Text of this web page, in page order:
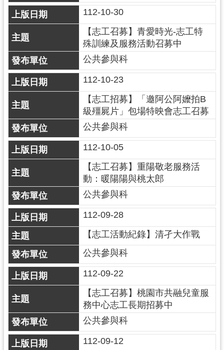
政
信
桃
園
市
政
府
隱
私
權
政
策
網
站
安
全
政
策
政
府
網
資
料
開
112-10-30
【志工召募】青愛時光-志工特
殊訓練及服務活動召募中
公共參與科
112-10-23
【志工招募】「邀阿公阿嬤拍B
級殭屍片」包場特映會志工召募
公共參與科
112-10-05
【志工召募】重陽敬老服務活
動：暖陽陽與桃太郎
公共參與科
112-09-28
【志工活動紀錄】清孑大作戰
公共參與科
112-09-22
【志工召募】桃園市共融兒童服
務中心志工長期招募中
公共參與科
112-09-12